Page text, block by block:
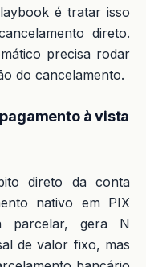
é tratar isso
direto.
precisa rodar
do cancelamento.
à vista
direto da conta
nativo em PIX
parcelar, gera N
de valor fixo, mas